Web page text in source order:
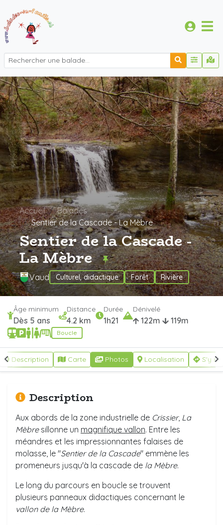
Accueil
Balades
Sentier de la Cascade - La Mèbre
Sentier de la Cascade -
La Mèbre
Vaud Culturel, didactique Forêt Rivière
Âge minimum
Dès 5 ans
Distance
4.2 km
Durée
1h21
Dénivelé
122m 119m
Boucle
Description Carte Photos Localisation S'y
Description
Aux abords de la zone industrielle de Crissier, La
Mèbresillonne un magnifique vallon. Entre les
méandres et les impressionnantes falaises de
molasse, le "Sentier de la Cascade" emmène les
promeneurs jusqu'à la cascade de la Mèbre.
Le long du parcours en boucle se trouvent
plusieurs panneaux didactiques concernant le
vallon de la Mèbre.